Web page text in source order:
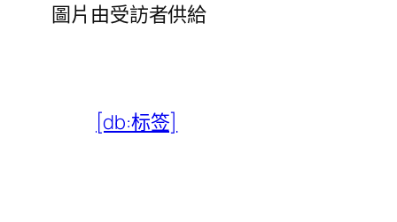
圖片由受訪者供給
[db:标签]